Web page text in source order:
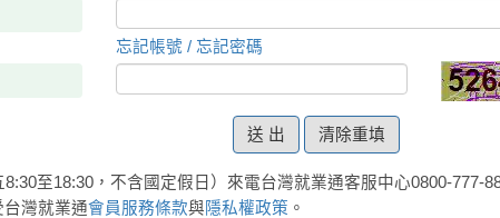
忘記帳號 / 忘記密碼
清除重填
至18:30，不含國定假日）來電台灣就業通客服中心0800-777-
台灣就業通會員服務條款與隱私權政策 。